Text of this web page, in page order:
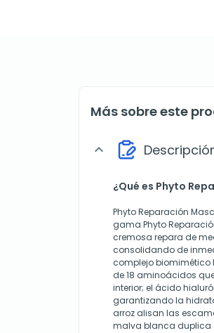
Más sobre este
expand_more
¿Qué es Phyto
Phyto Reparación
gama Phyto
cremosa repara de
consolidando de
complejo biomimético
de 18 aminoácidos
interior; el ácido
garantizando la
arroz alisan las
malva blanca duplica